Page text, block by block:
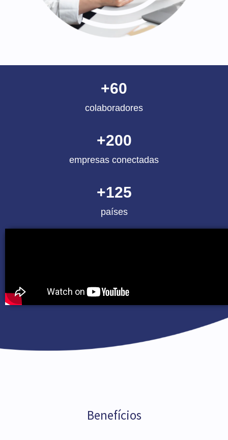
colaboradores
+60
empresas conectadas
+200
países
+125
Benefícios